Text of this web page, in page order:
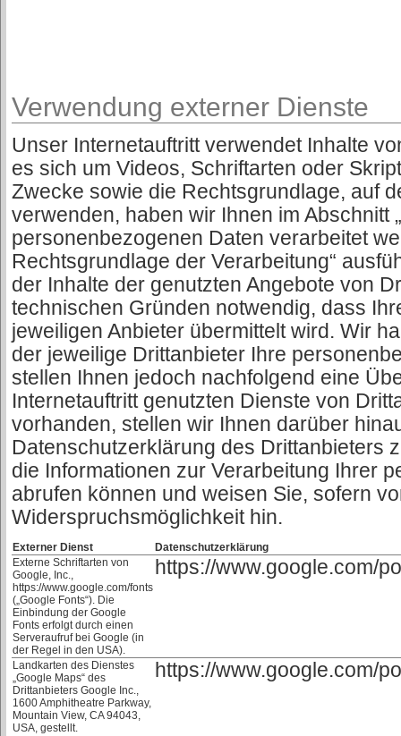
Verwendung externer Dienste
Unser Internetauftritt verwendet Inhalte
es sich um Videos, Schriftarten oder
Zwecke sowie die Rechtsgrundlage, auf
verwenden, haben wir Ihnen im Abschnitt
personenbezogenen Daten verarbeitet
Rechtsgrundlage der Verarbeitung“
der Inhalte der genutzten Angebote von
technischen Gründen notwendig, dass
jeweiligen Anbieter übermittelt wird. Wir
der jeweilige Drittanbieter Ihre
stellen Ihnen jedoch nachfolgend eine
Internetauftritt genutzten Dienste von
vorhanden, stellen wir Ihnen darüber
Datenschutzerklärung des Drittanbieters
die Informationen zur Verarbeitung Ihrer
abrufen können und weisen Sie, sofern
Widerspruchsmöglichkeit hin.
Externer Dienst
Datenschutzerklärung
Externe Schriftarten von
Google, Inc.,
https://www.google.com/fonts
(„Google Fonts“). Die
Einbindung der Google
Fonts erfolgt durch einen
Serveraufruf bei Google (in
der Regel in den USA).
https://www.google.com/
Landkarten des Dienstes
„Google Maps“ des
Drittanbieters Google Inc.,
1600 Amphitheatre Parkway,
Mountain View, CA 94043,
USA, gestellt.
https://www.google.com/